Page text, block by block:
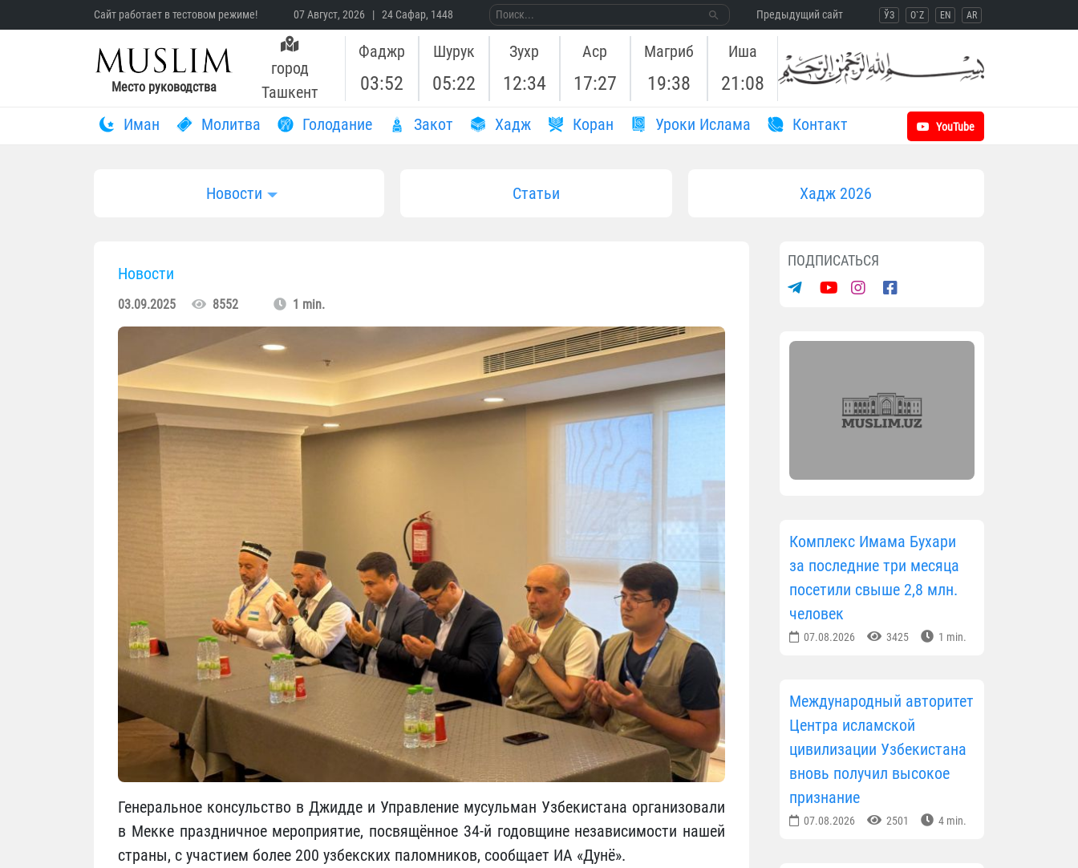
Сайт работает в тестовом режиме! 07 Август, 2026 | 24 Сафар, 1448 Предыдущий сайт ЎЗ O`Z EN AR
Место руководства
город
Ташкент
Фаджр
03:52
Шурук
05:22
Зухр
12:34
Аср
17:27
Магриб
19:38
Иша
21:08
Иман Молитва Голодание Закот Хадж Коран Уроки Ислама Контакт YouTube
Новости Статьи Хадж 2026
Новости
03.09.2025 8552 1 min.
Генеральное консульство в Джидде и Управление мусульман Узбекистана организовали
в Мекке праздничное мероприятие, посвящённое 34-й годовщине независимости нашей
страны, с участием более 200 узбекских паломников, сообщает ИА «Дунё».
ПОДПИСАТЬСЯ
Комплекс Имама Бухари
за последние три месяца
посетили свыше 2,8 млн.
человек
07.08.2026 3425 1 min.
Международный авторитет
Центра исламской
цивилизации Узбекистана
вновь получил высокое
признание
07.08.2026 2501 4 min.